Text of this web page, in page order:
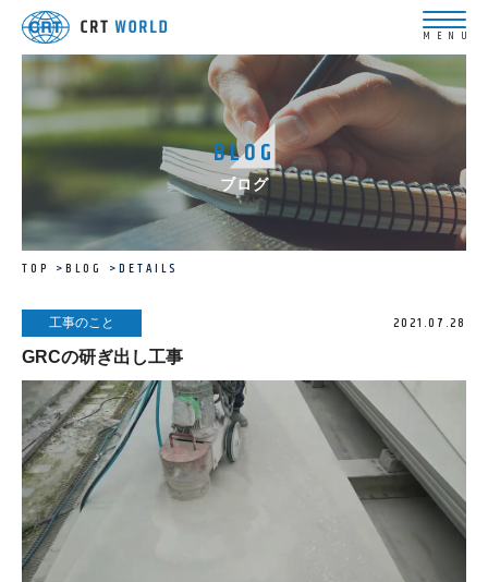
BLOG
ブログ
TOP BLOG DETAILS
工事のこと 2021.07.28
GRCの研ぎ出し工事